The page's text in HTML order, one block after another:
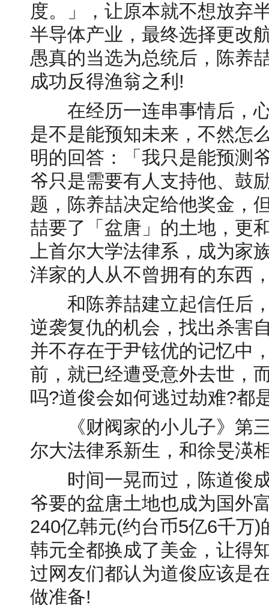
度。」，让原本就不想放弃
半导体产业，最终选择更改
愚真的当选为总统后，陈养
成功反得渔翁之利!
在经历一连串事情后，心
是不是能预知未来，不然怎
明的回答：「我只是能预测
爷只是需要有人支持他、鼓
题，陈养喆决定给他奖金，
喆要了「盆唐」的土地，更
上首尔大学法律系，成为家
洋家的人从不曾拥有的东西
和陈养喆建立起信任后，
逆袭复仇的机会，找出杀害
并不存在于尹铉优的记忆中
前，就已经遭受意外去世，
吗?道俊会如何逃过劫难?都
《财阀家的小儿子》第三
尔大法律系新生，和徐旻渶
时间一晃而过，陈道俊成
爷要的盆唐土地也成为国外
240亿韩元(约台币5亿6千万
韩元全都换成了美金，让得
过网友们都认为道俊应该是
做准备!